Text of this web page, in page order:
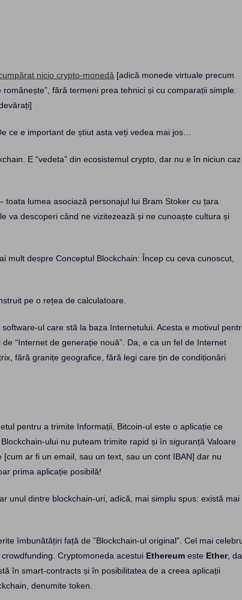
nicio crypto-monedă [adică monede virtuale precum
fără termeni prea tehnici și cu comparații simple.
ce e important de știut asta veți vedea mai jos…
E “vedeta” din ecosistemul crypto, dar nu e în niciun caz
toata lumea asociază personajul lui Bram Stoker cu țara
va descoperi când ne vizitezează și ne cunoaște cultura și
mult despre Conceptul Blockchain: Încep cu ceva cunoscut,
pe o rețea de calculatoare.
ul care stă la baza Internetului. Acesta e motivul
“Internet de generație nouă”. Da, e ca un fel de Internet
fără granițe geografice, fără legi care țin de condiționări
pentru a trimite Informații, Bitcoin-ul este o aplicație ce
ului nu puteam trimite rapid și în siguranță Valoare
ar fi un email, sau un text, sau un cont IBAN] dar nu
prima aplicație posibilă!
unul dintre blockchain-uri, adică, mai simplu spus: există mai
îmbunătățiri față de ”Blockchain-ul original”. Cel mai
Cryptomoneda acestui Ethereum este Ether,
în smart-contracts și în posibilitatea de a creea aplicații
denumite token.